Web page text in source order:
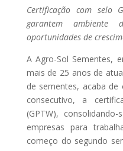
Certificação com selo
garantem ambiente
oportunidades de
A Agro-Sol Sementes,
mais de 25 anos de
de sementes, acaba
consecutivo, a
(GPTW),
empresas para
começo do segundo